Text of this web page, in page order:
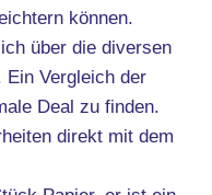
können.
über die diversen
Ein Vergleich der
Deal zu finden.
direkt mit dem